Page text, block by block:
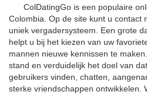
ColDatingGo is een populaire
Colombia. Op de site kunt u contact
uniek vergadersysteem. Een grote
helpt u bij het kiezen van uw
mannen nieuwe kennissen te
stand en verduidelijk het doel van
gebruikers vinden, chatten,
sterke vriendschappen ontwikkelen.